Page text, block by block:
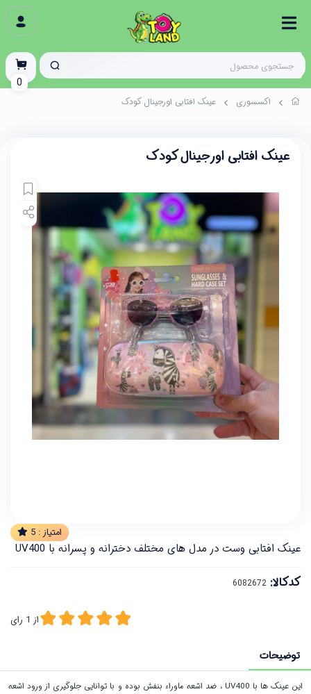
اکسسوری عینک افتابی اورجینال کودک
عینک افتابی اورجینال کودک
امتیاز : 5
عینک افتابی وست در مدل های مختلف دخترانه و پسرانه با UV400
کدکالا:
از 1 رای
توضیحات
این عینک ها با UV400 ، ضد اشعه ماوراء بنفش بوده و با توانایی جلوگیری از ورود اشعه
0